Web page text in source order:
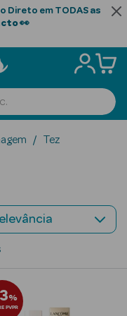
Direto em TODAS as
👀
Tez
%
PVPR